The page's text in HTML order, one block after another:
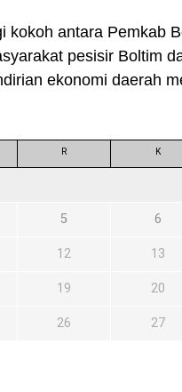
kokoh antara Pemkab
pesisir Boltim
ekonomi daerah
R K
5 6
12 13
19 20
26 27